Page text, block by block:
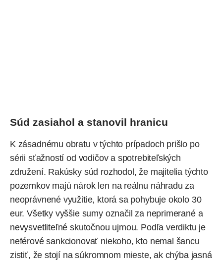
Súd zasiahol a stanovil hranicu
K zásadnému obratu v týchto prípadoch prišlo po
sérii sťažností od vodičov a spotrebiteľských
združení. Rakúsky súd rozhodol, že majitelia týchto
pozemkov majú nárok len na reálnu náhradu za
neoprávnené využitie, ktorá sa pohybuje okolo 30
eur. Všetky vyššie sumy označil za neprimerané a
nevysvetliteľné skutočnou ujmou. Podľa verdiktu je
neférové sankcionovať niekoho, kto nemal šancu
zistiť, že stojí na súkromnom mieste, ak chýba jasná